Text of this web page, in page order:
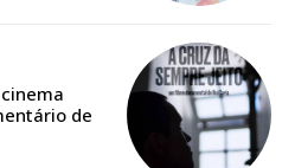
online
Exclusivos para
de